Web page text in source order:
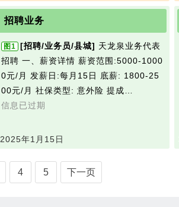
招聘业务
图1 [招聘/业务员/县城] 天龙泉业务代表
招聘 一、薪资详情 薪资范围:5000-1000
0元/月 发薪日:每月15日 底薪: 1800-25
00元/月 社保类型: 意外险 提成…
信息已过期
2025年1月15日
4 5 下一页